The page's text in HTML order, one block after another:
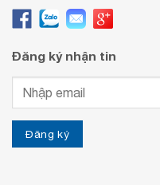
Đăng ký nhận tin